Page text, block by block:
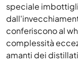
speciale
conferiscono al
complessità
amanti dei